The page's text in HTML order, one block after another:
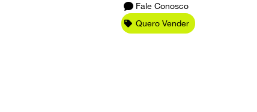
Fale Conosco
Quero Vender